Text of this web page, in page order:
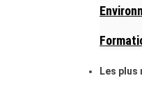
Les plus